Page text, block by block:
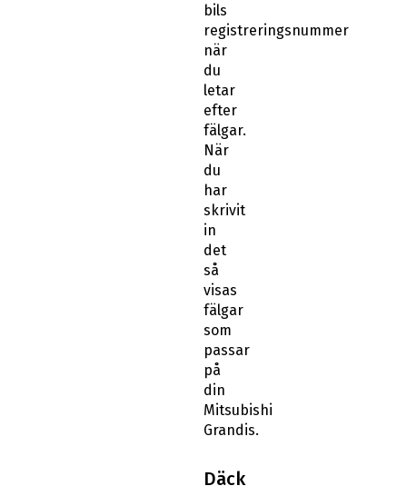
bils
registreringsnummer
när
du
letar
efter
fälgar.
När
du
har
skrivit
in
det
så
visas
fälgar
som
passar
på
din
Mitsubishi
Grandis.
Däck